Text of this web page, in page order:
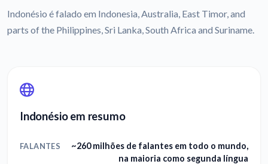
Indonésio é falado em Indonesia, Australia, East Timor, and
parts of the Philippines, Sri Lanka, South Africa and Suriname.
Indonésio em resumo
FALANTES
~260 milhões de falantes em todo o mundo,
na maioria como segunda língua